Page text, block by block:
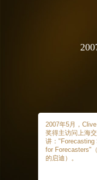
2007年5月，
奖得主访问上海
讲：
for Forecasters"
的启迪）。